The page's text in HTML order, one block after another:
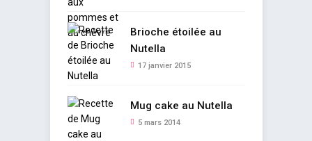
Brioche étoilée au
Nutella
17 janvier 2015
Mug cake au Nutella
5 mars 2014